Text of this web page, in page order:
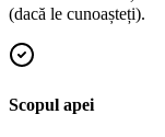
(dacă le cunoașteți).
Scopul apei